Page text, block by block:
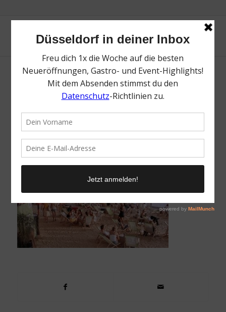
Kino Beach Düsseldorf | Heimaturlaub –
Topliste | Foto: Anke Hesse